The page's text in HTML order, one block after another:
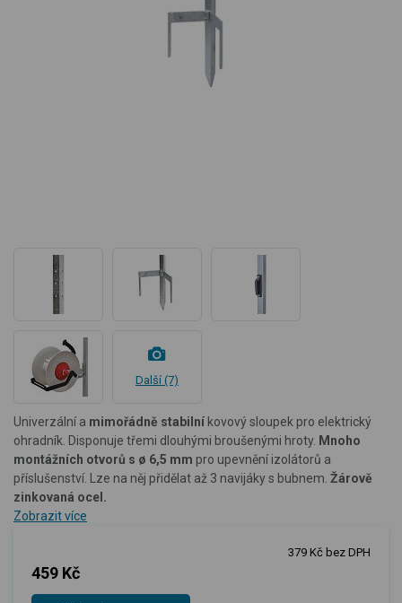
Další (7)
Univerzální a mimořádně stabilní kovový sloupek pro elektrický
ohradník. Disponuje třemi dlouhými broušenými hroty. Mnoho
montážních otvorů s ø 6,5 mm pro upevnění izolátorů a
příslušenství. Lze na něj přidělat až 3 navijáky s bubnem. Žárově
zinkovaná ocel.
Zobrazit více
459 Kč
379 Kč bez DPH